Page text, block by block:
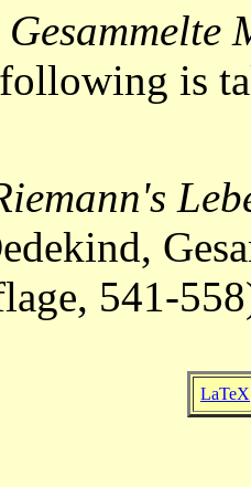
Gesammelte
is
541-
LaTeX